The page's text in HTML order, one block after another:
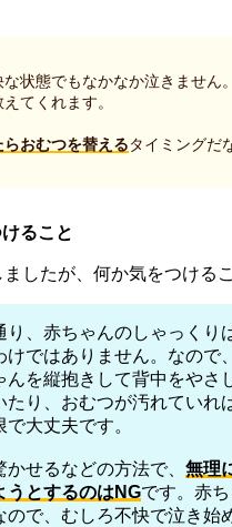
状態でもなかなか泣きません
てくれます。
おむつを替えるタイミングだ
ること
したが、何か気をつける
り、赤ちゃんのしゃっくり
けではありません。なので
んを縦抱きして背中をやさ
たり、おむつが汚れていれ
大丈夫です。
せるなどの方法で、 無理
うとするのはNGです。赤
ので、むしろ不快で泣き始